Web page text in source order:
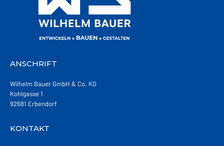
ANSCHRIFT
Wilhelm Bauer GmbH & Co. KG
Kohlgasse 1
92681 Erbendorf
KONTAKT